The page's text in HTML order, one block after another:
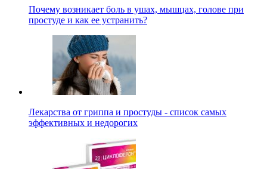
Почему возникает боль в ушах, мышцах, голове при
простуде и как ее устранить?
Лекарства от гриппа и простуды - список самых
эффективных и недорогих